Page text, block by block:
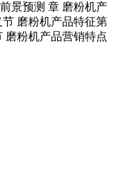
景预测 章 磨粉机产
磨粉机产品特征第
磨粉机产品营销特点